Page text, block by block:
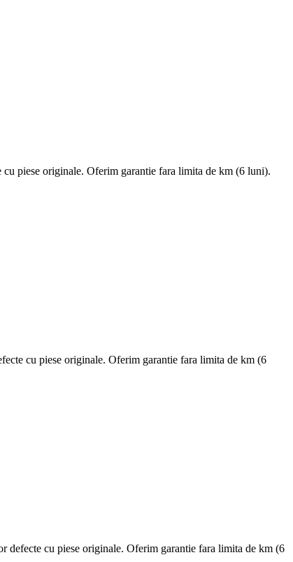
piese originale. Oferim garantie fara limita de km (6 luni).
cu piese originale. Oferim garantie fara limita de km (6
cu piese originale. Oferim garantie fara limita de km (6